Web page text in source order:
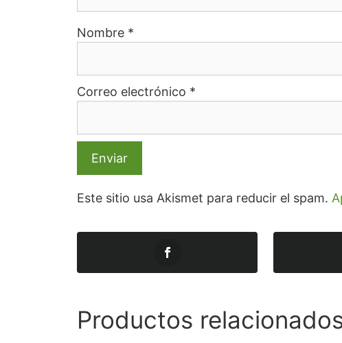
Nombre *
Correo electrónico *
Este sitio usa Akismet para reducir el spam.
Productos